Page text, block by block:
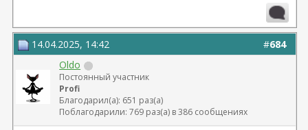
#684
14.04.2025, 14:42
Oldo
Постоянный участник
Profi
Благодарил(а): 651 раз(а)
Поблагодарили: 769 раз(а) в 386 сообщениях